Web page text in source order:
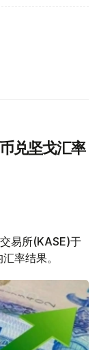
兑坚戈汇率
易所(KASE)于
率结果。